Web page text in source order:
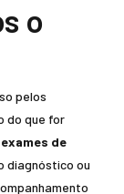
o
pelos
do que for
exames de
diagnóstico ou